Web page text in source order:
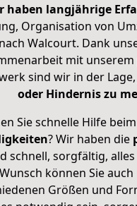
haben langjährige
Organisation von
nach Walcourt. Dank
mit
sind wir in der Lage,
oder Hindernis zu
Sie schnelle Hilfe beim
? Wir haben die
schnell, sorgfältig,
können Sie
Größen und